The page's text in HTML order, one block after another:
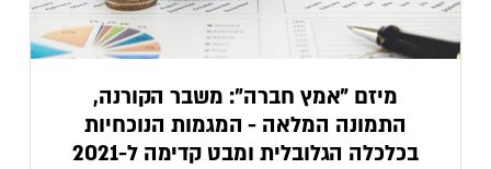
מיזם "אמץ חברה": משבר הקורנה,
התמונה המלאה - המגמות הנוכחיות
בכלכלה הגלובלית ומבט קדימה ל-2021